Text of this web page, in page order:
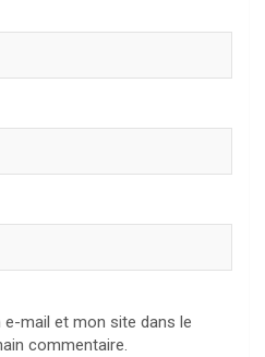
mail et mon site dans le
commentaire.